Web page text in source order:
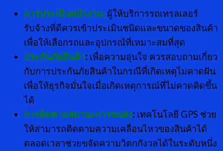
การประเมินหน้างาน: ผู้ให้บริการรถเทรลเลอร์
รับจ้างที่ดีควรเข้าประเมินชนิดและขนาดของสินค้า
เพื่อให้เลือกรถและอุปกรณ์ที่เหมาะสมที่สุด
ประกันภัยสินค้า: เพื่อความอุ่นใจ ควรสอบถามเกี่ยว
กับการประกันภัยสินค้าในกรณีที่เกิดเหตุไม่คาดฝัน
เพื่อให้ธุรกิจมั่นใจเมื่อเกิดเหตุการณ์ที่ไม่คาดคิดขึ้น
ได้
การติดตามสถานะการขนส่ง: เทคโนโลยี GPS ช่วย
ให้สามารถติดตามความเคลื่อนไหวของสินค้าได้
ตลอดเวลาช่วยขจัดความวิตกกังวลได้ในระดับหนึ่ง